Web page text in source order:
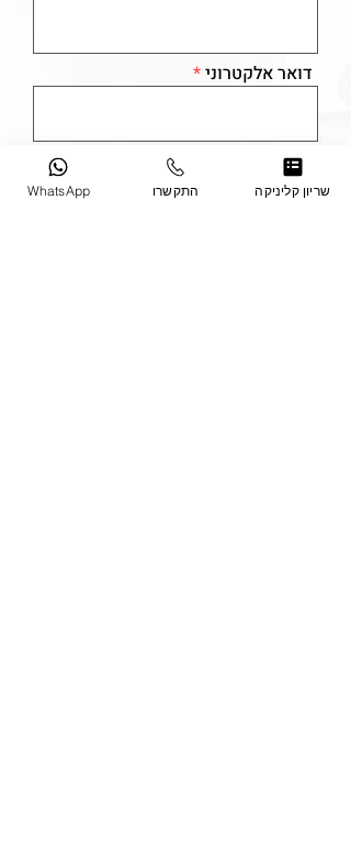
דואר אלקטרוני
טלפון נייד
WhatsApp התקשרו שריון קליניקה